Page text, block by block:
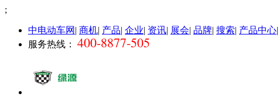
;
中电动车网 | 商机| 产品| 企业| 资讯| 展会| 品牌| 搜索| 产品中心|
服务热线：
400-8877-505